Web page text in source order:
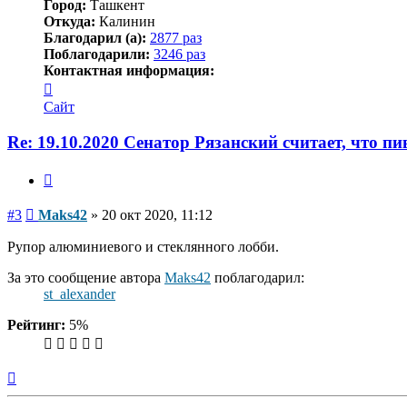
Город: Ташкент
Откуда: Калинин
Благодарил (а): 2877 раз
Поблагодарили: 3246 раз
Контактная информация:
информация
пользователя
Maks42
Сайт
Re: 19.10.2020 Сенатор Рязанский считает, что
#3 Сообщение
Maks42 » 20 окт 2020, 11:12
Рупор алюминиевого и стеклянного лобби.
За это сообщение автора Maks42 поблагодарил:
st_alexander
Рейтинг: 5%